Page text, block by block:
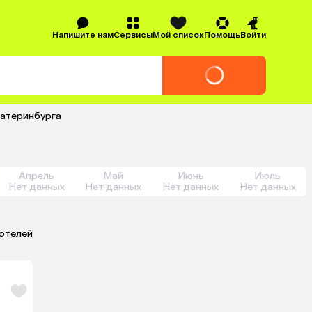
Напишите намСервисыМой списокПомощьВойти
Апрель
Нет данных
Май
Нет данных
Июнь
Нет данных
Июль
Нет данных